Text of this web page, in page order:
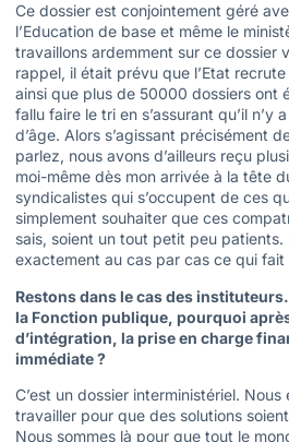
Ce dossier est conjointement géré
l’Education de base et même le
travaillons ardemment sur ce dossier
rappel, il était prévu que l’Etat
ainsi que plus de 50000 dossiers ont
fallu faire le tri en s’assurant qu’il n’y
d’âge. Alors s’agissant précisément
parlez, nous avons d’ailleurs reçu
moi-même dès mon arrivée à la tête
syndicalistes qui s’occupent de ces
simplement souhaiter que ces
sais, soient un tout petit peu patients.
exactement au cas par cas ce qui fait
Restons dans le cas des
la Fonction publique, pourquoi
d’intégration, la prise en charge
immédiate ?
C’est un dossier interministériel.
travailler pour que des solutions
Nous sommes là pour que tout le